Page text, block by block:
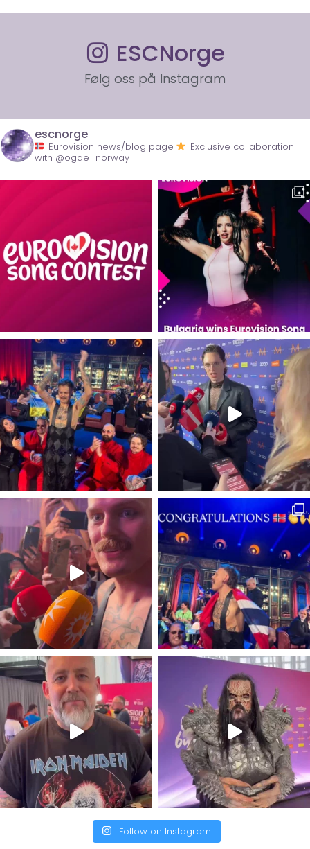
ESCNorge
Følg oss på Instagram
escnorge
Eurovision news/blog page
Exclusive collaboration
with @ogae_norway
Follow on Instagram